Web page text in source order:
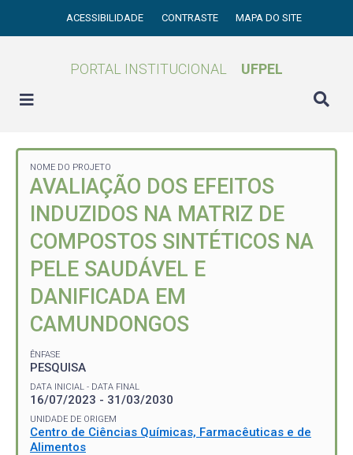
ACESSIBILIDADE CONTRASTE MAPA DO SITE
PORTAL INSTITUCIONAL UFPEL
NOME DO PROJETO
AVALIAÇÃO DOS EFEITOS
INDUZIDOS NA MATRIZ DE
COMPOSTOS SINTÉTICOS NA
PELE SAUDÁVEL E
DANIFICADA EM
CAMUNDONGOS
ÊNFASE
PESQUISA
DATA INICIAL - DATA FINAL
16/07/2023 - 31/03/2030
UNIDADE DE ORIGEM
Centro de Ciências Químicas, Farmacêuticas e de
Alimentos